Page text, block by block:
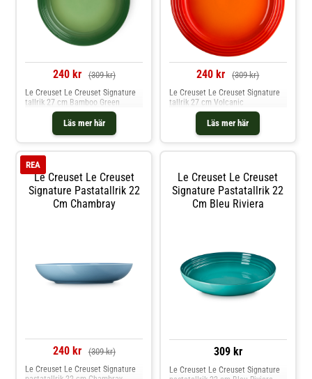
240 kr (309 kr)
Läs mer här
Le Creuset Le Creuset Signature
tallrik 27 cm Bamboo Green
240 kr (309 kr)
Läs mer här
Le Creuset Le Creuset Signature
tallrik 27 cm Volcanic
Le Creuset Le Creuset
Signature Pastatallrik 22
Cm Chambray
REA
240 kr (309 kr)
Le Creuset Le Creuset Signature
Le Creuset Le Creuset
Signature Pastatallrik 22
Cm Bleu Riviera
309 kr
Le Creuset Le Creuset Signature